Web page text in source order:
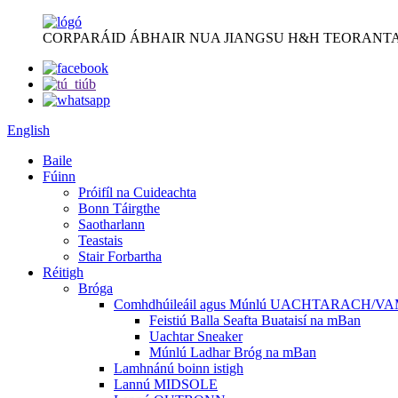
CORPARÁID ÁBHAIR NUA JIANGSU H&H
English
Baile
Fúinn
Próifíl na Cuideachta
Bonn Táirgthe
Saotharlann
Teastais
Stair Forbartha
Réitigh
Bróga
Comhdhúileáil agus Múnlú UACHTARACH/
Feistiú Balla Seafta Buataisí na mBan
Uachtar Sneaker
Múnlú Ladhar Bróg na mBan
Lamhnánú boinn istigh
Lannú MIDSOLE